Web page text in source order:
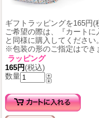
ギフトラッピングを165円(
ご希望の際は、『カート
と同様に購入してください。
※包装の形のご指定はでき
ラッピング
165円(税込)
数量